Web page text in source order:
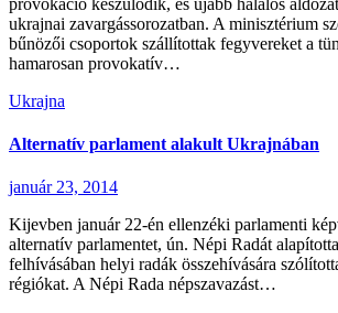
ukrajnai zavargássorozatban. A minisztérium
bűnözői csoportok szállítottak fegyvereket a
hamarosan provokatív…
Ukrajna
Alternatív parlament alakult Ukrajnában
január 23, 2014
Kijevben január 22-én ellenzéki parlamenti
alternatív parlamentet, ún. Népi Radát
felhívásában helyi radák összehívására
régiókat. A Népi Rada népszavazást…